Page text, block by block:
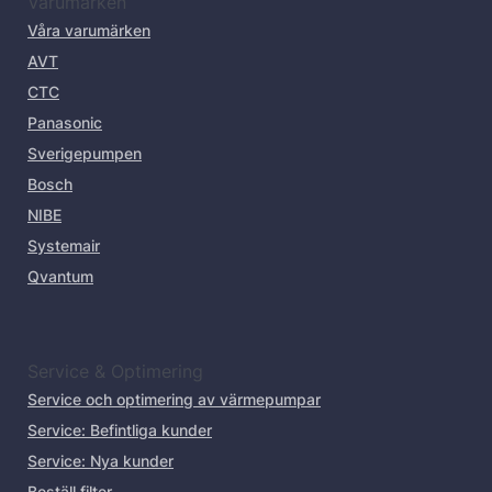
Våra varumärken
AVT
CTC
Panasonic
Sverigepumpen
Bosch
NIBE
Systemair
Qvantum
Service & Optimering
Service och optimering av värmepumpar
Service: Befintliga kunder
Service: Nya kunder